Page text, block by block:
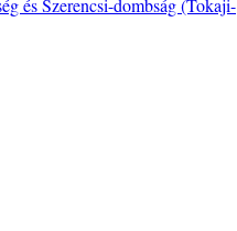
és Szerencsi-dombság (Tokaji-